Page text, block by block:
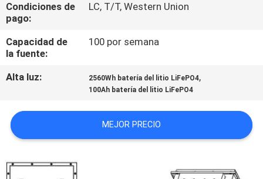
ÉNTRENOS
EN
CONTACTO
CON
NOTICIAS
Condiciones de
pago:
LC, T/T, Western Union
Capacidad de
la fuente:
100 por semana
Alta luz: 2560Wh batería del litio LiFePO4,
100Ah batería del litio LiFePO4
MEJOR PRECIO